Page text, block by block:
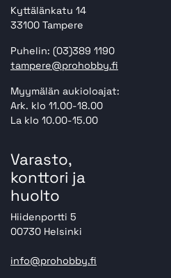
Kyttälänkatu 14
33100 Tampere
Puhelin: (03)389 1190
tampere@prohobby.fi
Myymälän aukioloajat:
Ark. klo 11.00-18.00
La klo 10.00-15.00
Varasto,
konttori ja
huolto
Hiidenportti 5
00730 Helsinki
info@prohobby.fi